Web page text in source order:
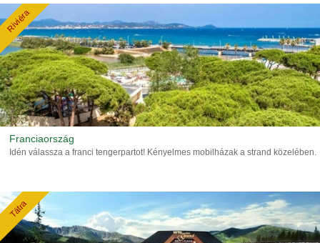
Riviéra
Franciaország
Idén válassza a franci tengerpartot! Kényelmes mobilházak a strand közelében.
Tátra